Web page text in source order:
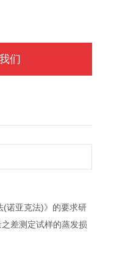
们
诺亚克法)》的要求研
差测定试样的蒸发损